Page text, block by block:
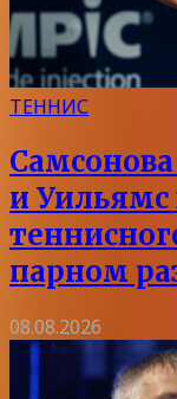
ТЕННИС
и Уильямс
парном
08.08.2026